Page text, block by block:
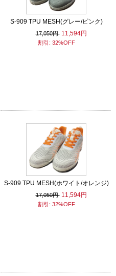
S-909 TPU MESH(グレー/ピンク)
17,050円 11,594円
割引: 32%OFF
S-909 TPU MESH(ホワイト/オレンジ)
17,050円 11,594円
割引: 32%OFF